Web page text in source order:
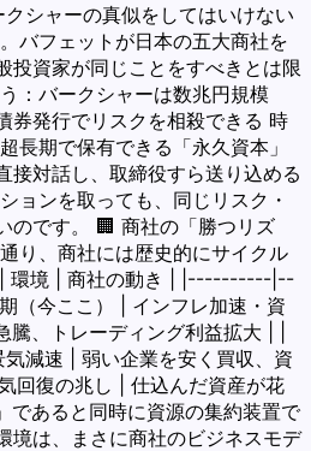
シャーの真似をしてはいけない
バフェットが日本の五大商社を
投資家が同じことをすべきとは限
：バークシャーは数兆円規模
券発行でリスクを相殺できる 時
長期で保有できる「永久資本」
接対話し、取締役すら送り込める
ョンを取っても、同じリスク・
のです。 🏢 商社の「勝つリズ
り、商社には歴史的にサイクル
| 環境 | 商社の動き | |----------|--
今ここ） | インフレ加速・資
、トレーディング利益拡大 | |
減速 | 弱い企業を安く買収、資
復の兆し | 仕込んだ資産が花
であると同時に資源の集約装置で
境は、まさに商社のビジネスモデ